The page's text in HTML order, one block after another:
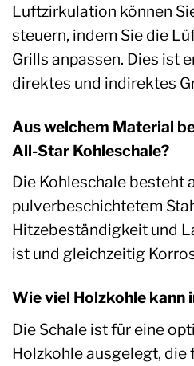
Luftzirkulation können
steuern, indem Sie die
Grills anpassen. Dies ist
direktes und indirektes
Aus welchem Material
All-Star Kohleschale?
Die Kohleschale besteht
pulverbeschichtetem
Hitzebeständigkeit und
ist und gleichzeitig
Wie viel Holzkohle kann
Die Schale ist für eine
Holzkohle ausgelegt, die